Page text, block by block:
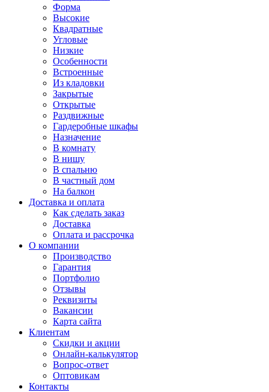
Форма
Высокие
Квадратные
Угловые
Низкие
Особенности
Встроенные
Из кладовки
Закрытые
Открытые
Раздвижные
Гардеробные шкафы
Назначение
В комнату
В нишу
В спальню
В частный дом
На балкон
Доставка и оплата
Как сделать заказ
Доставка
Оплата и рассрочка
О компании
Производство
Гарантия
Портфолио
Отзывы
Реквизиты
Вакансии
Карта сайта
Клиентам
Скидки и акции
Онлайн-калькулятор
Вопрос-ответ
Оптовикам
Контакты